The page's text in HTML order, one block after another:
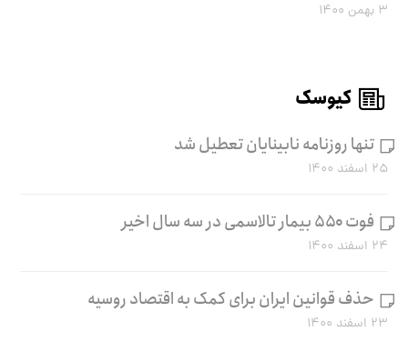
۳ بهمن ۱۴۰۰
کیوسک
تنها روزنامه نابینایان تعطیل شد
۲۵ اسفند ۱۴۰۰
فوت ۵۵۰ بیمار تالاسمی در سه سال اخیر
۲۴ اسفند ۱۴۰۰
حذف قوانین ایران برای کمک به اقتصاد روسیه
۲۳ اسفند ۱۴۰۰